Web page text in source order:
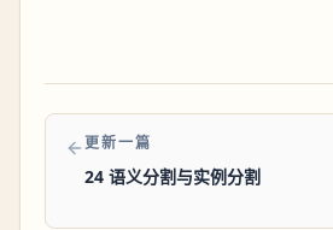
更新一篇
24 语义分割与实例分割